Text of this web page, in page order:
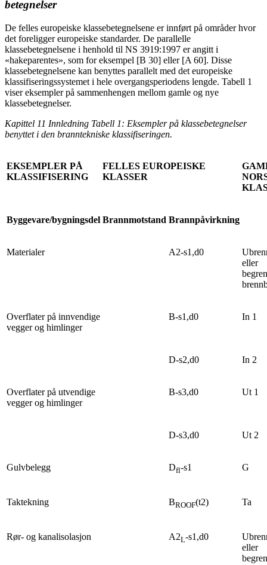
betegnelser
De felles europeiske klassebetegnelsene er innført på områder hvor
det foreligger europeiske standarder. De parallelle
klassebetegnelsene i henhold til NS 3919:1997 er angitt i
«hakeparentes», som for eksempel [B 30] eller [A 60]. Disse
klassebetegnelsene kan benyttes parallelt med det europeiske
klassifiseringssystemet i hele overgangsperiodens lengde. Tabell 1
viser eksempler på sammenhengen mellom gamle og nye
klassebetegnelser.
Kapittel 11 Innledning Tabell 1: Eksempler på klassebetegnelser
benyttet i den branntekniske klassifiseringen.
EKSEMPLER PÅ
KLASSIFISERING
FELLES EUROPEISKE
KLASSER
Byggevare/bygningsdel Brannmotstand Brannpåvirkning
Materialer A2-s1,d0
eller
Overflater på innvendige
vegger og himlinger
B-s1,d0 In 1
D-s2,d0 In 2
Overflater på utvendige
vegger og himlinger
B-s3,d0 Ut 1
D-s3,d0 Ut 2
Gulvbelegg Dfl-s1 G
Taktekning BROOF(t2) Ta
Rør- og kanalisolasjon A2L-s1,d0
eller